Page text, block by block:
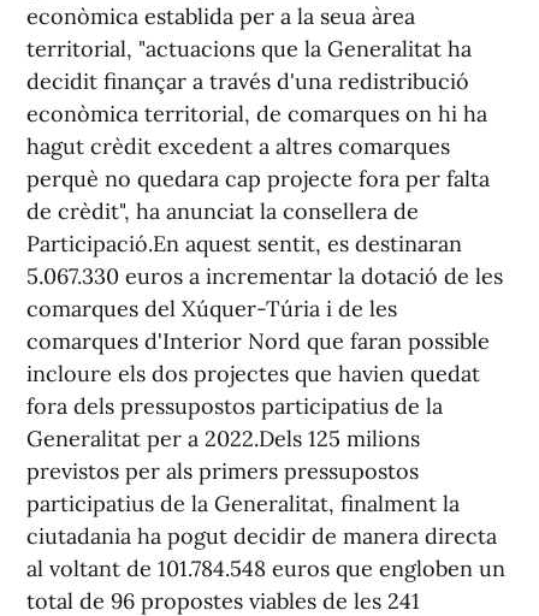
econòmica establida per a la seua àrea
territorial, "actuacions que la Generalitat ha
decidit finançar a través d'una redistribució
econòmica territorial, de comarques on hi ha
hagut crèdit excedent a altres comarques
perquè no quedara cap projecte fora per falta
de crèdit", ha anunciat la consellera de
Participació.En aquest sentit, es destinaran
5.067.330 euros a incrementar la dotació de les
comarques del Xúquer-Túria i de les
comarques d'Interior Nord que faran possible
incloure els dos projectes que havien quedat
fora dels pressupostos participatius de la
Generalitat per a 2022.Dels 125 milions
previstos per als primers pressupostos
participatius de la Generalitat, finalment la
ciutadania ha pogut decidir de manera directa
al voltant de 101.784.548 euros que engloben un
total de 96 propostes viables de les 241